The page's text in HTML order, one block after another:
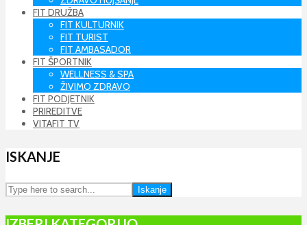
FIT DRUŽBA
FIT KULTURNIK
FIT TURIST
FIT AMBASADOR
FIT ŠPORTNIK
WELLNESS & SPA
ŽIVIMO ZDRAVO
FIT PODJETNIK
PRIREDITVE
VITAFIT TV
ISKANJE
Iskanje